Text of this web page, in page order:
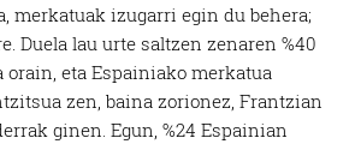
merkatuak izugarri egin du behera;
Duela lau urte saltzen zenaren %40
orain, eta Espainiako merkatua
zen, baina zorionez, Frantzian
ginen. Egun, %24 Espainian